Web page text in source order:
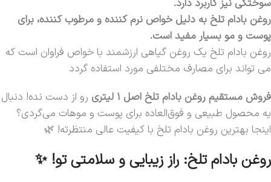
سوختگی نیز کاربرد دارد.
روغن بادام تلخ به دلیل خواص نرم کننده و مرطوب کننده، برای
پوست و مو بسیار مفید است.
روغن بادام تلخ یک روغن گیاهی ارزشمند با خواص فراوان است که
می تواند برای مصارف مختلفی مورد استفاده گردد
فروش مستقیم روغن بادام تلخ اصل 1 لیتری
رو از دست نده! دنبال
یه محصول طبیعی و فوق‌العاده برای پوست و موهات می‌گردی؟
اینجا بهترین روغن بادام تلخ با کیفیت عالی منتظرته! 🌿
روغن بادام تلخ: راز زیبایی و سلامتی تو! ✨